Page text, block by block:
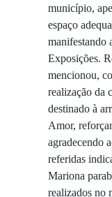
município,
espaço
manifestando
Exposições.
mencionou,
realização da
destinado à
Amor,
agradecendo
referidas
Mariona
realizados no